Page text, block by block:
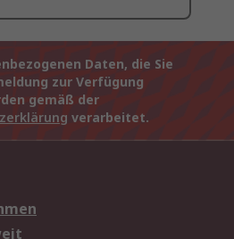
Daten, die Sie
zur Verfügung
gemäß der
verarbeitet.